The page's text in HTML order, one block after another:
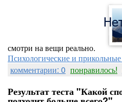
смотри на вещи реально.
Психологические и
комментарии: 0 понравилось!
Результат теста "Какой